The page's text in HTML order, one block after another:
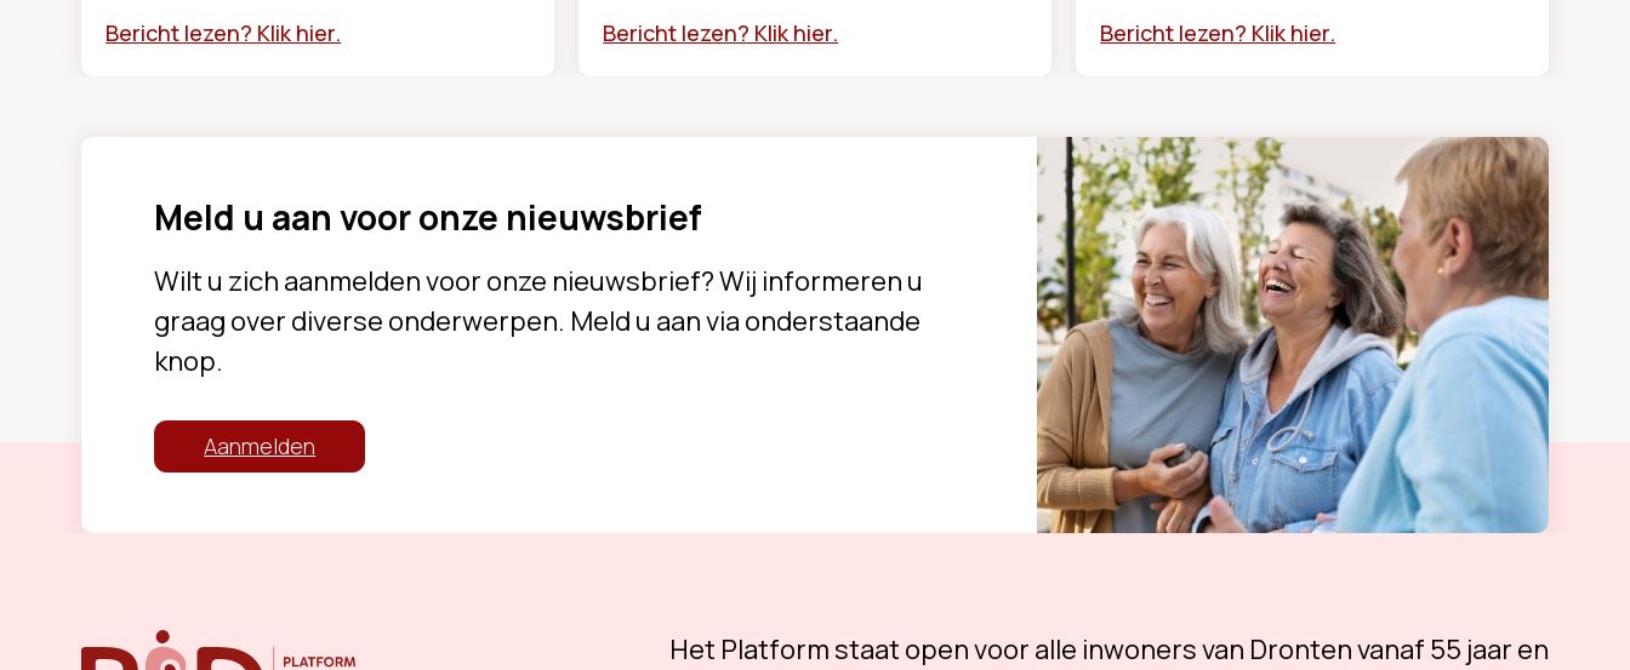
Bericht lezen? Klik hier. Bericht lezen? Klik hier. Bericht lezen? Klik hier.
Meld u aan voor onze nieuwsbrief
Wilt u zich aanmelden voor onze nieuwsbrief? Wij informeren u
graag over diverse onderwerpen. Meld u aan via onderstaande
knop.
Aanmelden
Het Platform staat open voor alle inwoners van Dronten vanaf 55 jaar en